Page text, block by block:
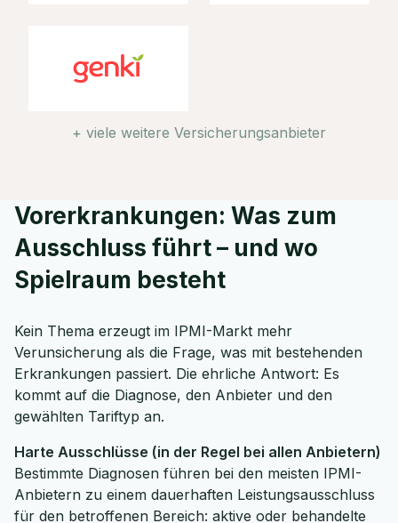
+ viele weitere Versicherungsanbieter
Vorerkrankungen: Was zum
Ausschluss führt – und wo
Spielraum besteht
Kein Thema erzeugt im IPMI-Markt mehr
Verunsicherung als die Frage, was mit bestehenden
Erkrankungen passiert. Die ehrliche Antwort: Es
kommt auf die Diagnose, den Anbieter und den
gewählten Tariftyp an.
Harte Ausschlüsse (in der Regel bei allen Anbietern)
Bestimmte Diagnosen führen bei den meisten IPMI-
Anbietern zu einem dauerhaften Leistungsausschluss
für den betroffenen Bereich: aktive oder behandelte